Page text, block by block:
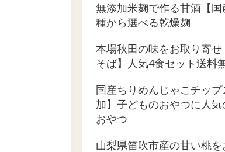
無添加米麹で作る甘酒【
種から選べる乾燥麹
本場秋田の味をお取り寄せ
そば】人気4食セット送料
国産ちりめんじゃこチッ
加】子どものおやつに人
おやつ
山梨県笛吹市産の甘い桃